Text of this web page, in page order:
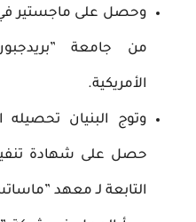
من جامعة
الأمريكية.
حصل على شهادة
التابعة لـ معهد